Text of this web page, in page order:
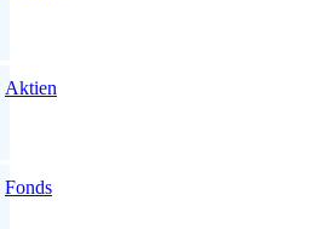
Aktien
Fonds